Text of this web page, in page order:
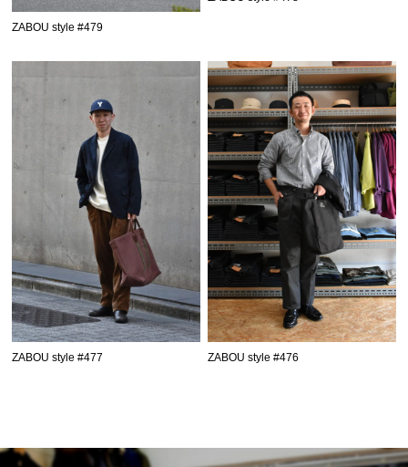
ZABOU style #479
ZABOU style #477 ZABOU style #476